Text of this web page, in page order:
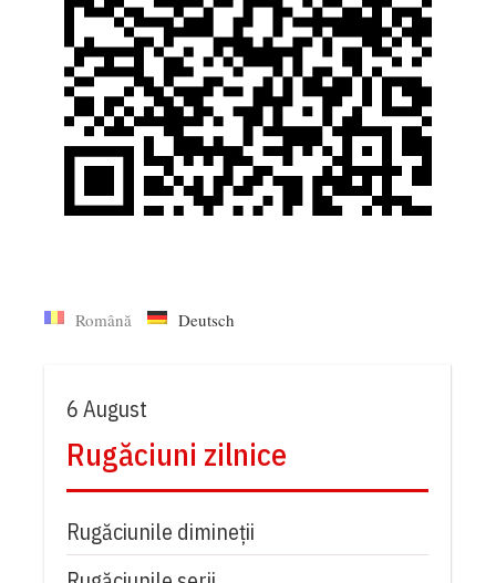
Română Deutsch
6 August
Rugăciuni zilnice
Rugăciunile dimineții